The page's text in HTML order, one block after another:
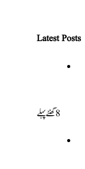
Latest Posts
8 گھنٹےپہلے